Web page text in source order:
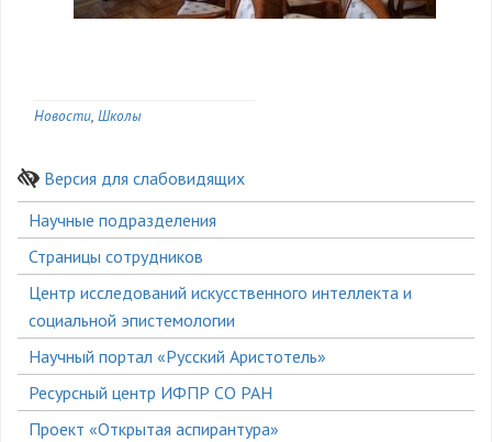
Новости Школы
Версия для слабовидящих
Боковое
меню
Научные подразделения
Страницы сотрудников
Центр исследований искусственного интеллекта и
социальной эпистемологии
Научный портал «Русский Аристотель»
Ресурсный центр ИФПР СО РАН
Проект «Открытая аспирантура»